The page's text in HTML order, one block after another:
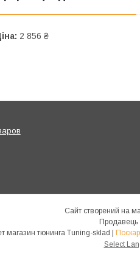
2 856 ₴
Сайт створений на
Продавець
Интернет магазин тюнинга Tuning-sklad |
Select